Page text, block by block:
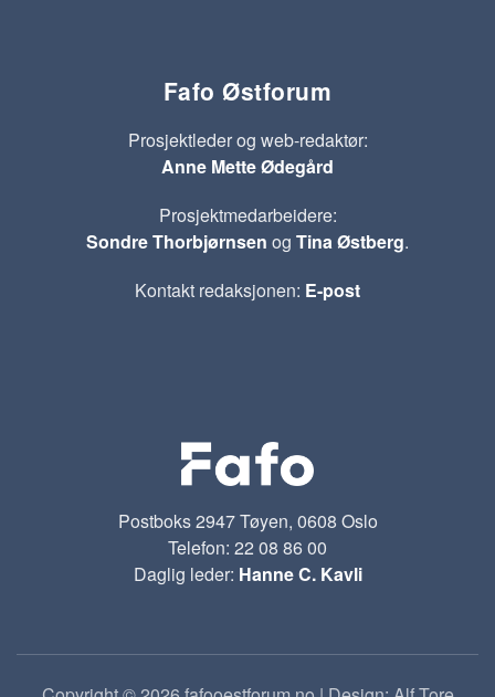
Fafo Østforum
Prosjektleder og web-redaktør:
Anne Mette Ødegård
Prosjektmedarbeidere:
Sondre Thorbjørnsen og Tina Østberg.
Kontakt redaksjonen: E-post
Postboks 2947 Tøyen, 0608 Oslo
Telefon: 22 08 86 00
Daglig leder: Hanne C. Kavli